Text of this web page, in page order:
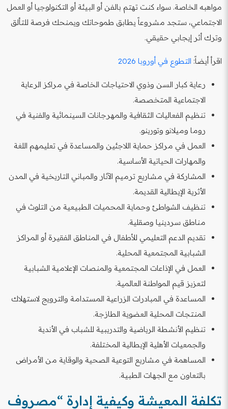
مواهبه الخاصة. سواء كنت تهتم بالفن أو البيئة أو التكنولوجيا أو العمل
الاجتماعي، ستجد مشروعاً يطابق طموحاتك ويمنحك فرصة للتألق
وترك أثر إيجابي حقيقي.
اقرأ أيضاً: التطوع في أوروبا 2026
رعاية كبار السن وذوي الاحتياجات الخاصة في مراكز الرعاية
الاجتماعية المتخصصة.
تنظيم الفعاليات الثقافية والمهرجانات السينمائية والفنية في
روما وميلانو وتورينو.
العمل في مراكز حماية اللاجئين والمساعدة في تعليمهم اللغة
والمهارات الحياتية الأساسية.
المشاركة في مشاريع ترميم الآثار والمباني التاريخية في المدن
الأثرية الإيطالية القديمة.
تنظيف الشواطئ وحماية المحميات الطبيعية من التلوث في
مناطق سردينيا وصقلية.
تقديم الدعم التعليمي للأطفال في المناطق الفقيرة أو المراكز
الشبابية المجتمعية المحلية.
العمل في الإذاعات المجتمعية والمنصات الإعلامية الشبابية
لتعزيز قيم المواطنة العالمية.
المساعدة في المبادرات الزراعية المستدامة والترويج لاستهلاك
المنتجات المحلية العضوية الطازجة.
تنظيم الأنشطة الرياضية والتدريبية للشباب في الأندية
والجمعيات الأهلية الإيطالية المختلفة.
المساهمة في مشاريع التوعية الصحية والوقاية من الأمراض
بالتعاون مع الجهات الطبية.
تكلفة المعيشة وكيفية إدارة “مصروف